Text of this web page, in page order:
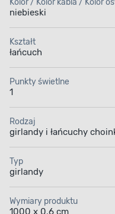
Kolor / Kolor kabla / Kolor
niebieski
Kształt
łańcuch
Punkty świetlne
1
Rodzaj
girlandy i łańcuchy
Typ
girlandy
Wymiary produktu
1000 x 0,6 cm